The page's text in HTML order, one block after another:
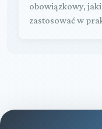
obowiązkowy,
zastosować w